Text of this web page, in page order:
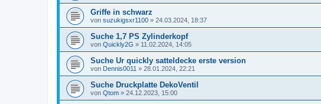
Griffe in schwarz
von suzukigsxr1100 » 24.03.2024, 18:37
Suche 1,7 PS Zylinderkopf
von Quickly2G » 11.02.2024, 14:05
Suche Ur quickly satteldecke erste version
von Dennis0011 » 28.01.2024, 22:21
Suche Druckplatte DekoVentil
von Qtom » 24.12.2023, 15:00